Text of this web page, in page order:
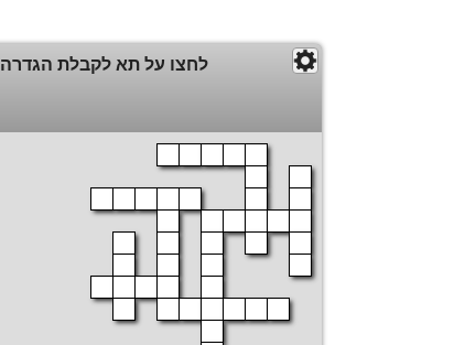
לחצו על תא לקבלת הגדרה
הדפסה
הצג פתרון
סגור חלון